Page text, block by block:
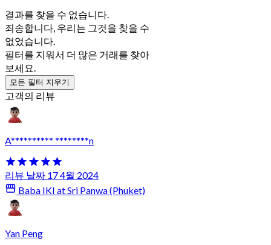
결과를 찾을 수 없습니다.
죄송합니다, 우리는 그것을 찾을 수
없었습니다.
필터를 지워서 더 많은 거래를 찾아
보세요.
모든 필터 지우기
고객의 리뷰
A********** ********n
리뷰 날짜 17 4월 2024
Baba IKI at Sri Panwa (Phuket)
Yan Peng